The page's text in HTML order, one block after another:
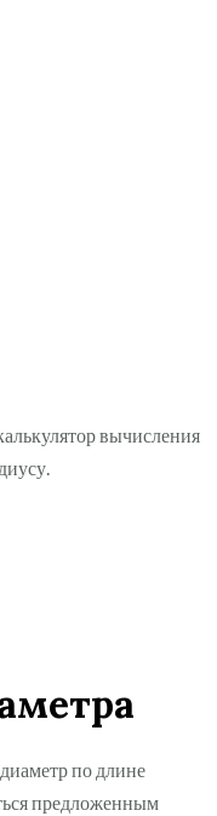
вычисления
по длине
предложенным